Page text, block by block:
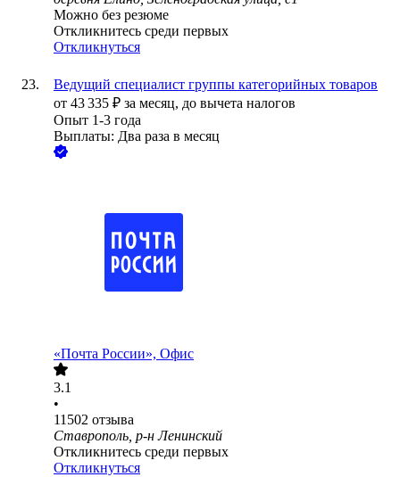
Можно без резюме
Откликнитесь среди первых
Откликнуться
Ведущий специалист группы категорийных товаров
от 43 335 ₽ за месяц, до вычета налогов
Опыт 1-3 года
Выплаты: Два раза в месяц
«Почта России», Офис
3.1
•
11502 отзыва
Ставрополь, р-н Ленинский
Откликнитесь среди первых
Откликнуться